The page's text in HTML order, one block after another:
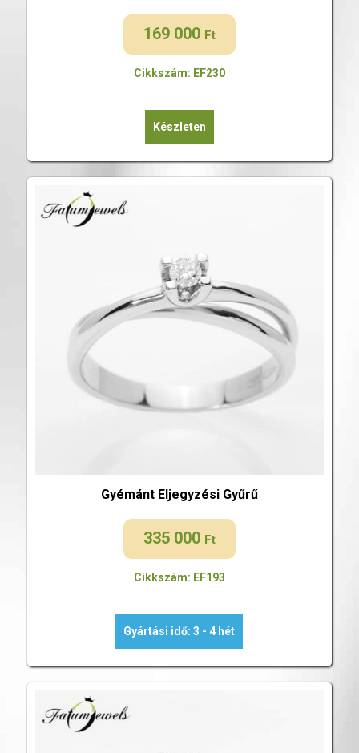
169 000 Ft
Cikkszám: EF230
Készleten
Gyémánt Eljegyzési Gyűrű
335 000 Ft
Cikkszám: EF193
Gyártási idő: 3 - 4 hét